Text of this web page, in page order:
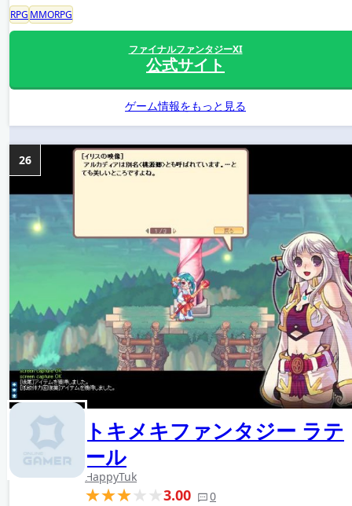
RPG MMORPG
ファイナルファンタジーXI
公式サイト
ゲーム情報をもっと見る
トキメキファンタジー ラテ
ール
HappyTuk
3.00 0
26